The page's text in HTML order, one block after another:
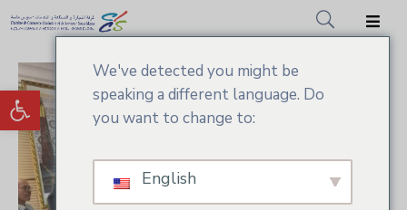
Ouvrir la barre d’outils
Accueil
CCIS.SM
Actualités
Services
We've detected you might be
speaking a different language. Do
you want to change to:
English